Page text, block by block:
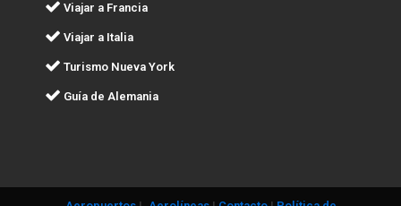
Viajar a Francia
Viajar a Italia
Turismo Nueva York
Guía de Alemania